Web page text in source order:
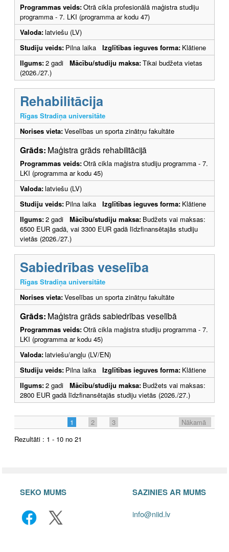
Programmas veids:Otrā cikla profesionālā maģistra studiju
programma - 7. LKI (programma ar kodu 47)
Valoda:latviešu (LV)
Studiju veids: Pilna laika Izglītības ieguves forma: Klātiene
Ilgums:2 gadi Mācību/studiju maksa:Tikai budžeta vietas
(2026./27.)
Rehabilitācija
Rīgas Stradiņa universitāte
Norises vieta:Veselības un sporta zinātņu fakultāte
Grāds: Maģistra grāds rehabilitācijā
Programmas veids:Otrā cikla maģistra studiju programma - 7.
LKI (programma ar kodu 45)
Valoda:latviešu (LV)
Studiju veids: Pilna laika Izglītības ieguves forma: Klātiene
Ilgums:2 gadi Mācību/studiju maksa: Budžets vai maksas:
6500 EUR gadā, vai 3300 EUR gadā līdzfinansētajās studiju
vietās (2026./27.)
Sabiedrības veselība
Rīgas Stradiņa universitāte
Norises vieta:Veselības un sporta zinātņu fakultāte
Grāds: Maģistra grāds sabiedrības veselībā
Programmas veids:Otrā cikla maģistra studiju programma - 7.
LKI (programma ar kodu 45)
Valoda:latviešu/angļu (LV/EN)
Studiju veids: Pilna laika Izglītības ieguves forma: Klātiene
Ilgums:2 gadi Mācību/studiju maksa: Budžets vai maksas:
2800 EUR gadā līdzfinansētajās studiju vietās (2026./27.)
1 2 3
Nākamā
Rezultāti : 1 - 10 no 21
SEKO MUMS SAZINIES AR MUMS
info@niid.lv